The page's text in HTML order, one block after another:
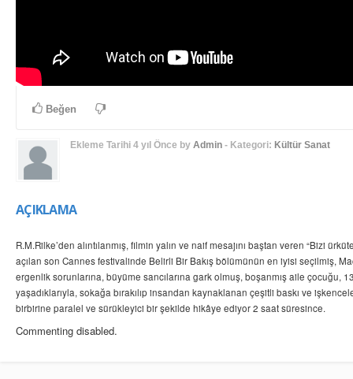
Beğen
Ekleme Tarihi 4 yıl Önce by Admin- Kategori: Kültür Sanat
AÇIKLAMA
R.M.Rilke’den alıntılanmış, filmin yalın ve naif mesajını baştan veren “Bizi
açılan son Cannes festivalinde Belirli Bir Bakış bölümünün en iyisi seçilmiş,
ergenlik sorunlarına, büyüme sancılarına gark olmuş, boşanmış aile çocuğu,
yaşadıklarıyla, sokağa bırakılıp insandan kaynaklanan çeşitli baskı ve
birbirine paralel ve sürükleyici bir şekilde hikâye ediyor 2 saat süresince.
Commenting disabled.